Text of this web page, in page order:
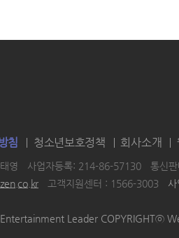
침 청소년보호정책 회사소개
영 사업자등록: 214-86-57130
통신
고객지원센터 : 1566-3003
Leader COPYRIGHTⓒ